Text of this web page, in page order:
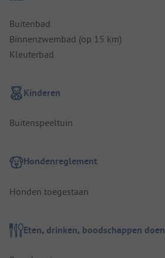
Buitenbad
Binnenzwembad (op 15 km)
Kleuterbad
Kinderen
Buitenspeeltuin
Hondenreglement
Honden toegestaan
Eten, drinken, boodschappen doen